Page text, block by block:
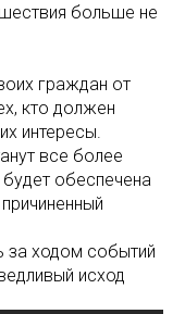
больше не
граждан от
кто должен
интересы.
все более
обеспечена
за ходом событий
исход